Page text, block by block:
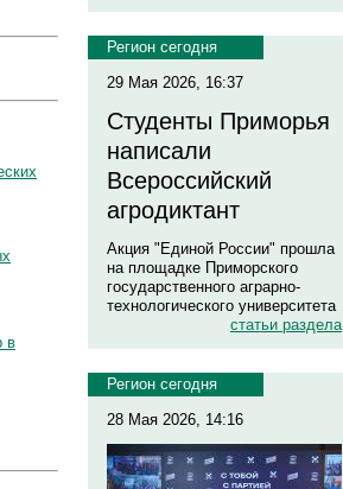
в
Регион сегодня
29 Мая 2026, 16:37
Студенты Приморья
написали
Всероссийский
агродиктант
Акция "Единой России" прошла
на площадке Приморского
государственного аграрно-
технологического университета
статьи раздела
Регион сегодня
28 Мая 2026, 14:16